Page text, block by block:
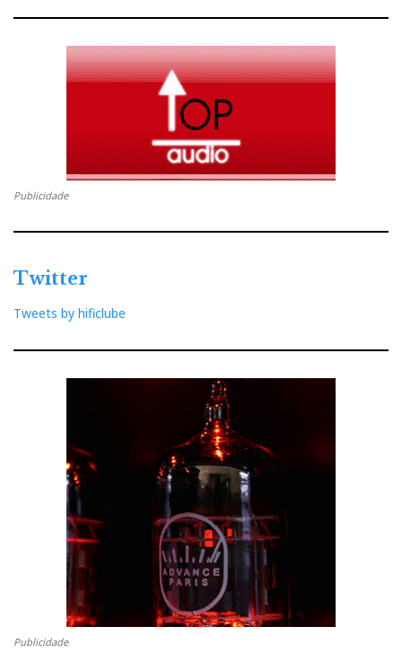
Publicidade
Twitter
Tweets by hificlube
Publicidade